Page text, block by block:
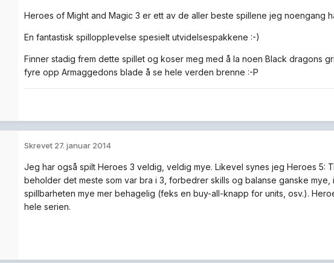
Heroes of Might and Magic 3 er ett av de aller beste spillene jeg noengang
En fantastisk spillopplevelse spesielt utvidelsespakkene :-)
Finner stadig frem dette spillet og koser meg med å la noen Black dragons
fyre opp Armaggedons blade å se hele verden brenne :-P
Skrevet 27. januar 2014
Jeg har også spilt Heroes 3 veldig, veldig mye. Likevel synes jeg Heroes 5:
beholder det meste som var bra i 3, forbedrer skills og balanse ganske mye,
spillbarheten mye mer behagelig (feks en buy-all-knapp for units, osv.).
hele serien.